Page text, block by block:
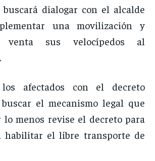
dialogar con el alcalde
una movilización y
sus velocípedos al
afectados con el decreto
el mecanismo legal que
lo menos revise el decreto para
habilitar el libre transporte de